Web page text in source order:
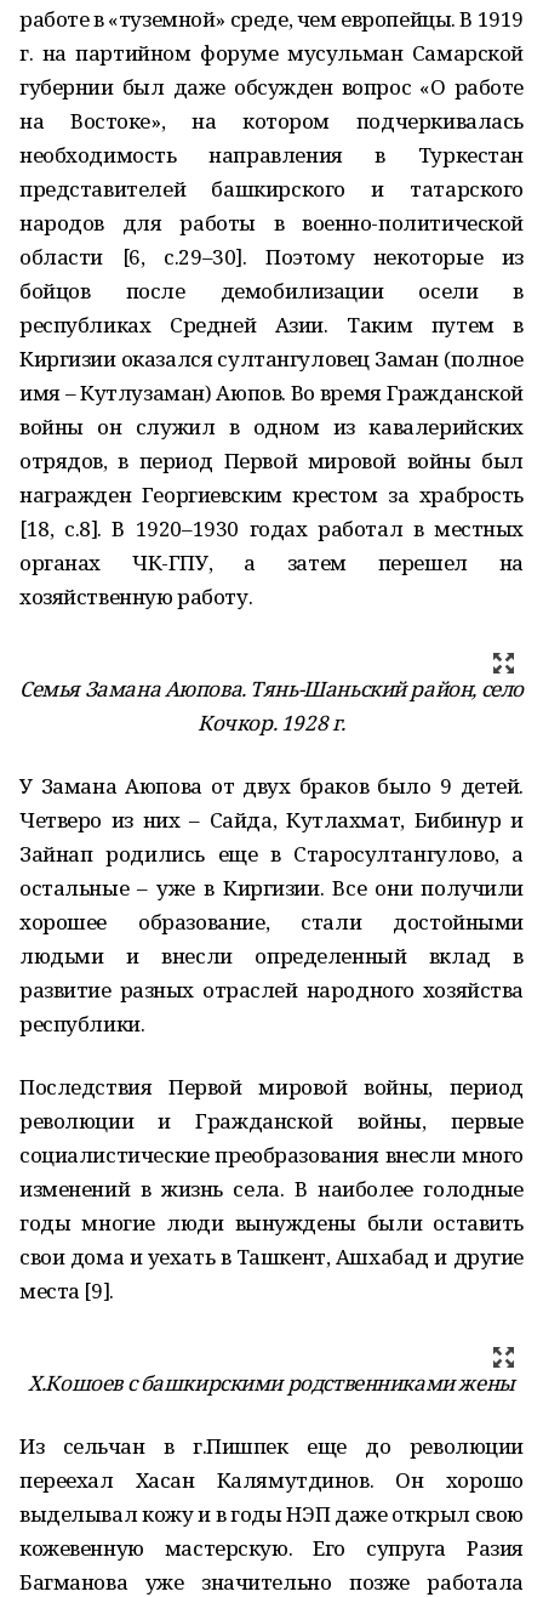
работе в «туземной» среде, чем европейцы. В 1919
г. на партийном форуме мусульман Самарской
губернии был даже обсужден вопрос «О работе
на Востоке», на котором подчеркивалась
необходимость направления в Туркестан
представителей башкирского и татарского
народов для работы в военно-политической
области [6, с.29–30]. Поэтому некоторые из
бойцов после демобилизации осели в
республиках Средней Азии. Таким путем в
Киргизии оказался султангуловец Заман (полное
имя – Кутлузаман) Аюпов. Во время Гражданской
войны он служил в одном из кавалерийских
отрядов, в период Первой мировой войны был
награжден Георгиевским крестом за храбрость
[18, с.8]. В 1920–1930 годах работал в местных
органах ЧК-ГПУ, а затем перешел на
хозяйственную работу.
Семья Замана Аюпова. Тянь-Шаньский район, село
Кочкор. 1928 г.
У Замана Аюпова от двух браков было 9 детей.
Четверо из них – Сайда, Кутлахмат, Бибинур и
Зайнап родились еще в Старосултангулово, а
остальные – уже в Киргизии. Все они получили
хорошее образование, стали достойными
людьми и внесли определенный вклад в
развитие разных отраслей народного хозяйства
республики.
Последствия Первой мировой войны, период
революции и Гражданской войны, первые
социалистические преобразования внесли много
изменений в жизнь села. В наиболее голодные
годы многие люди вынуждены были оставить
свои дома и уехать в Ташкент, Ашхабад и другие
места [9].
Х.Кошоев с башкирскими родственниками жены
Из сельчан в г.Пишпек еще до революции
переехал Хасан Калямутдинов. Он хорошо
выделывал кожу и в годы НЭП даже открыл свою
кожевенную мастерскую. Его супруга Разия
Багманова уже значительно позже работала